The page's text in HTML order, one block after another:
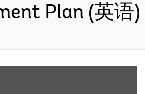
Plan (英语)